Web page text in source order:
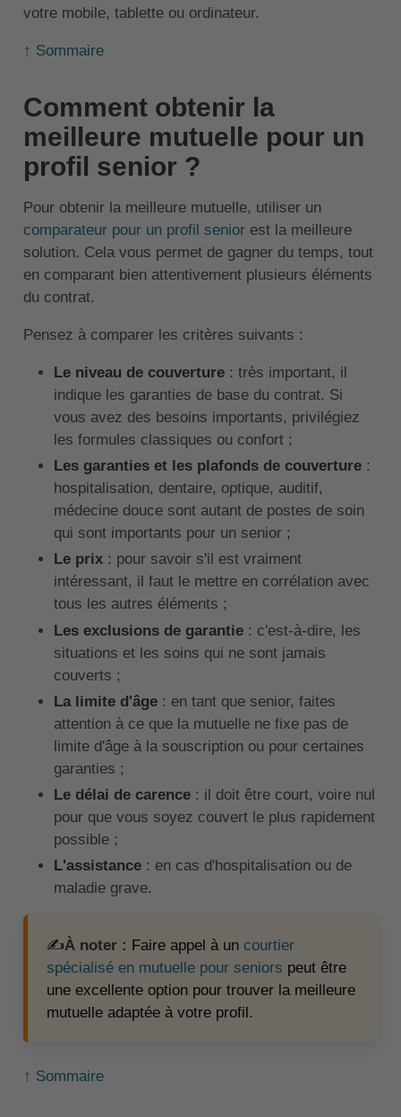
votre mobile, tablette ou ordinateur.
↑ Sommaire
Comment obtenir la
meilleure mutuelle pour un
profil senior ?
Pour obtenir la meilleure mutuelle, utiliser un
comparateur pour un profil seniorest la meilleure
solution. Cela vous permet de gagner du temps, tout
en comparant bien attentivement plusieurs éléments
du contrat.
Pensez à comparer les critères suivants :
Le niveau de couverture: très important, il
indique les garanties de base du contrat. Si
vous avez des besoins importants, privilégiez
les formules classiques ou confort ;
Les garanties et les plafonds de couverture:
hospitalisation, dentaire, optique, auditif,
médecine douce sont autant de postes de soin
qui sont importants pour un senior ;
Le prix: pour savoir s'il est vraiment
intéressant, il faut le mettre en corrélation avec
tous les autres éléments ;
Les exclusions de garantie: c'est-à-dire, les
situations et les soins qui ne sont jamais
couverts ;
La limite d'âge: en tant que senior, faites
attention à ce que la mutuelle ne fixe pas de
limite d'âge à la souscription ou pour certaines
garanties ;
Le délai de carence: il doit être court, voire nul
pour que vous soyez couvert le plus rapidement
possible ;
L'assistance: en cas d'hospitalisation ou de
maladie grave.
✍️À noter : Faire appel à un courtier
spécialisé en mutuelle pour seniors peut être
une excellente option pour trouver la meilleure
mutuelle adaptée à votre profil.
↑ Sommaire